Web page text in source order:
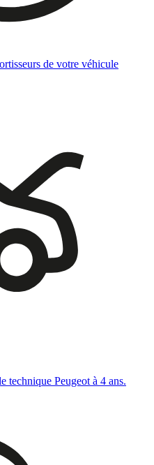
de votre véhicule
technique Peugeot à 4 ans.